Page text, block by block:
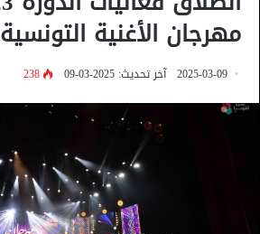
مهرجان الأغنية التونسية
2025-03-09 آخر تحديث: 2025-03-09 238